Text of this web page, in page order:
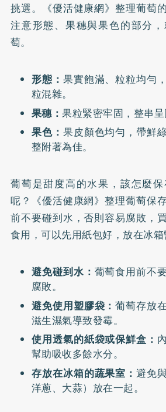
挑選。《優活健康網》整理葡萄
注意形態、果穗與果色的部分
萄。
形態： 果實飽滿、粒粒均勻
粒混雜。
果穗：果粒緊密牢固，整串呈
果色： 果皮顏色均勻，帶鮮
整附著為佳。
葡萄是甜度高的水果，該怎麼
呢？《優活健康網》整理葡萄保
前不要碰到水，否則容易腐敗，
食用，可以先用紙包好，放在冰箱
避免碰到水： 葡萄食用前不
腐敗。
避免使用塑膠袋：葡萄存放
滋生濕氣導致發霉。
使用透氣的紙袋或保鮮盒：
幫助吸收多餘水分。
存放在冰箱的蔬果室：避免
洋蔥、大蒜）放在一起。